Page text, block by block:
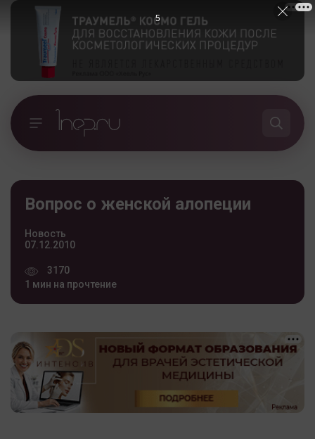
Вопрос о женской алопеции
Новость
07.12.2010
3170
1 мин на прочтение
5